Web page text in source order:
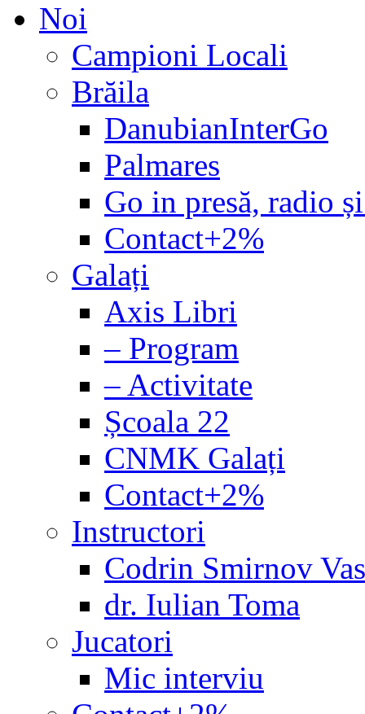
Noi
Campioni Locali
Brăila
DanubianInterGo
Palmares
Go in presă, radio
Contact+2%
Galați
Axis Libri
– Program
– Activitate
Școala 22
CNMK Galați
Contact+2%
Instructori
Codrin Smirnov
dr. Iulian Toma
Jucatori
Mic interviu